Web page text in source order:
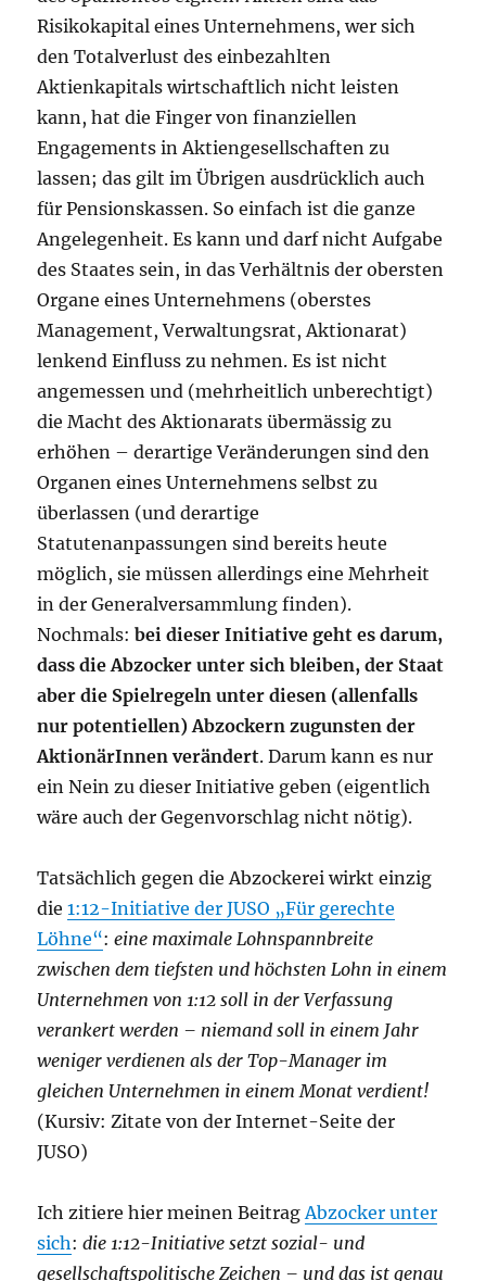
Risikokapital eines Unternehmens, wer sich
den Totalverlust des einbezahlten
Aktienkapitals wirtschaftlich nicht leisten
kann, hat die Finger von finanziellen
Engagements in Aktiengesellschaften zu
lassen; das gilt im Übrigen ausdrücklich auch
für Pensionskassen. So einfach ist die ganze
Angelegenheit. Es kann und darf nicht Aufgabe
des Staates sein, in das Verhältnis der obersten
Organe eines Unternehmens (oberstes
Management, Verwaltungsrat, Aktionarat)
lenkend Einfluss zu nehmen. Es ist nicht
angemessen und (mehrheitlich unberechtigt)
die Macht des Aktionarats übermässig zu
erhöhen – derartige Veränderungen sind den
Organen eines Unternehmens selbst zu
überlassen (und derartige
Statutenanpassungen sind bereits heute
möglich, sie müssen allerdings eine Mehrheit
in der Generalversammlung finden).
Nochmals:bei dieser Initiative geht es darum,
dass die Abzocker unter sich bleiben, der Staat
aber die Spielregeln unter diesen (allenfalls
nur potentiellen) Abzockern zugunsten der
AktionärInnen verändert. Darum kann es nur
ein Nein zu dieser Initiative geben (eigentlich
wäre auch der Gegenvorschlag nicht nötig).
Tatsächlich gegen die Abzockerei wirkt einzig
die1:12-Initiative der JUSO „Für gerechte
Löhne“:eine maximale Lohnspannbreite
zwischen dem tiefsten und höchsten Lohn in einem
Unternehmen von 1:12 soll in der Verfassung
verankert werden – niemand soll in einem Jahr
weniger verdienen als der Top-Manager im
gleichen Unternehmen in einem Monat verdient!
(Kursiv: Zitate von der Internet-Seite der
JUSO)
Ich zitiere hier meinen BeitragAbzocker unter
sich:die 1:12-Initiative setzt sozial- und
gesellschaftspolitische Zeichen – und das ist genau